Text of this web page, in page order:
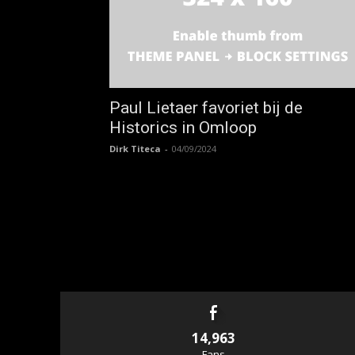
Paul Lietaer favoriet bij de
Historics in Omloop
Dirk Titeca - 04/09/2024
14,963